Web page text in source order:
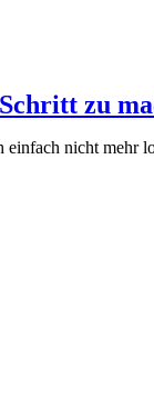
zu
nicht mehr